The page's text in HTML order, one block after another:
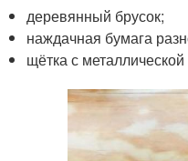
деревянный брусок;
наждачная бумага
щётка с